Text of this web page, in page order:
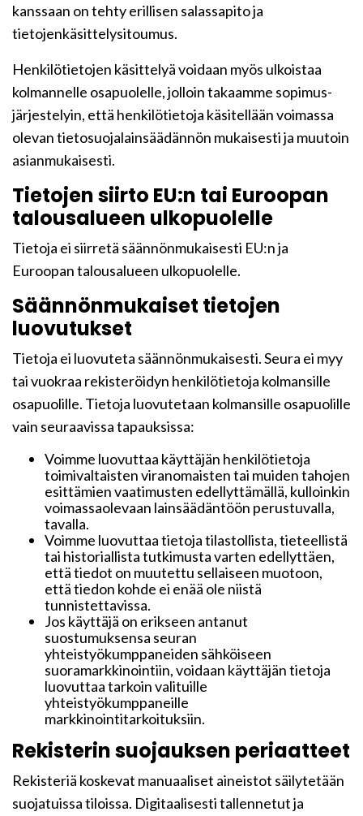
kanssaan on tehty erillisen salassapito ja
tietojenkäsittelysitoumus.
Henkilötietojen käsittelyä voidaan myös ulkoistaa
kolmannelle osapuolelle, jolloin takaamme sopimus-
järjestelyin, että henkilötietoja käsitellään voimassa
olevan tietosuojalainsäädännön mukaisesti ja muutoin
asianmukaisesti.
Tietojen siirto EU:n tai Euroopan
talousalueen ulkopuolelle
Tietoja ei siirretä säännönmukaisesti EU:n ja
Euroopan talousalueen ulkopuolelle.
Säännönmukaiset tietojen
luovutukset
Tietoja ei luovuteta säännönmukaisesti. Seura ei myy
tai vuokraa rekisteröidyn henkilötietoja kolmansille
osapuolille. Tietoja luovutetaan kolmansille osapuolille
vain seuraavissa tapauksissa:
Voimme luovuttaa käyttäjän henkilötietoja
toimivaltaisten viranomaisten tai muiden tahojen
esittämien vaatimusten edellyttämällä, kulloinkin
voimassaolevaan lainsäädäntöön perustuvalla,
tavalla.
Voimme luovuttaa tietoja tilastollista, tieteellistä
tai historiallista tutkimusta varten edellyttäen,
että tiedot on muutettu sellaiseen muotoon,
että tiedon kohde ei enää ole niistä
tunnistettavissa.
Jos käyttäjä on erikseen antanut
suostumuksensa seuran
yhteistyökumppaneiden sähköiseen
suoramarkkinointiin, voidaan käyttäjän tietoja
luovuttaa tarkoin valituille
yhteistyökumppaneille
markkinointitarkoituksiin.
Rekisterin suojauksen periaatteet
Rekisteriä koskevat manuaaliset aineistot säilytetään
suojatuissa tiloissa. Digitaalisesti tallennetut ja